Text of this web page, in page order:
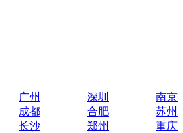
广州 深圳
南京
成都 合肥
苏州
长沙 郑州
重庆